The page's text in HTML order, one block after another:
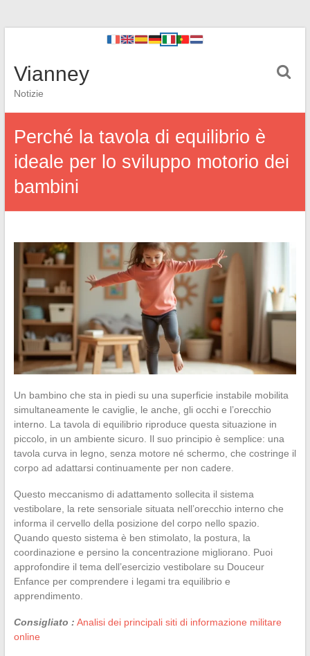
Vianney
Notizie
Perché la tavola di equilibrio è
ideale per lo sviluppo motorio dei
bambini
Un bambino che sta in piedi su una superficie instabile mobilita
simultaneamente le caviglie, le anche, gli occhi e l’orecchio
interno. La tavola di equilibrio riproduce questa situazione in
piccolo, in un ambiente sicuro. Il suo principio è semplice: una
tavola curva in legno, senza motore né schermo, che costringe il
corpo ad adattarsi continuamente per non cadere.
Questo meccanismo di adattamento sollecita il sistema
vestibolare, la rete sensoriale situata nell’orecchio interno che
informa il cervello della posizione del corpo nello spazio.
Quando questo sistema è ben stimolato, la postura, la
coordinazione e persino la concentrazione migliorano. Puoi
approfondire il tema dell’esercizio vestibolare su Douceur
Enfance per comprendere i legami tra equilibrio e
apprendimento.
Consigliato : Analisi dei principali siti di informazione militare
online